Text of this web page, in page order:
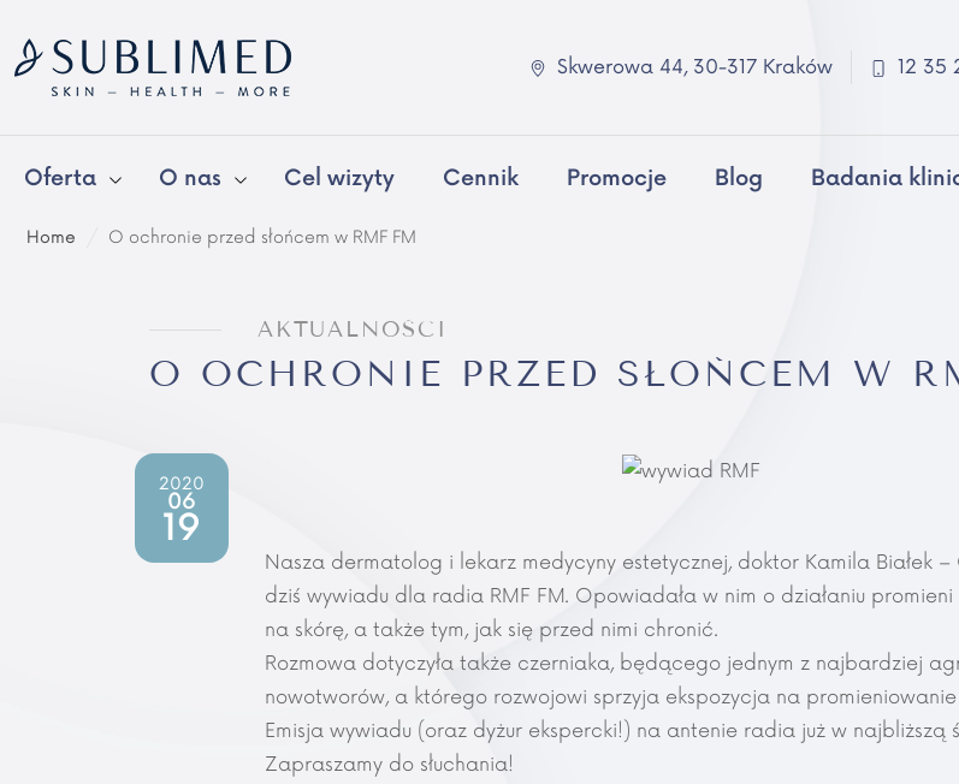
Skwerowa 44, 30-317 Kraków 12 35
Oferta O nas Cel wizyty Cennik Promocje Blog Badania
Home O ochronie przed słońcem w RMF FM
AKTUALNOŚCI
O OCHRONIE PRZED SŁOŃCEM W
2020
06
19
Nasza dermatolog i lekarz medycyny estetycznej, doktor Kamila Białek –
dziś wywiadu dla radia RMF FM. Opowiadała w nim o działaniu promieni
na skórę, a także tym, jak się przed nimi chronić.
Rozmowa dotyczyła także czerniaka, będącego jednym z najbardziej
nowotworów, a którego rozwojowi sprzyja ekspozycja na promieniowanie
Emisja wywiadu (oraz dyżur ekspercki!) na antenie radia już w najbliższą
Zapraszamy do słuchania!